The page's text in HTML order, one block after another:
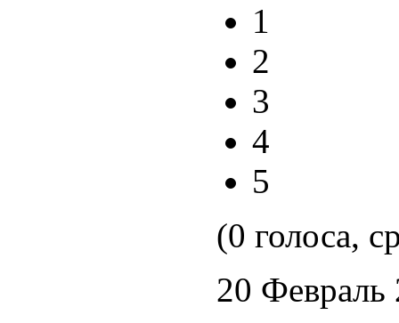
1
2
3
4
5
(0 голоса,
20 Февраль